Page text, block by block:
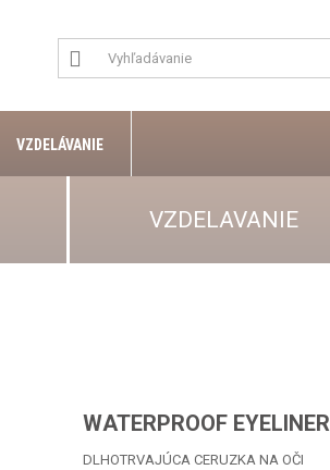
VZDELÁVANIE
VZDELAVANIE
WATERPROOF
DLHOTRVAJÚCA CERUZKA NA OČI